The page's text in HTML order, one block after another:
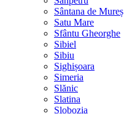
Sântana de Mureș
Satu Mare
Sfântu Gheorghe
Sibiel
Sibiu
Sighișoara
Simeria
Slănic
Slatina
Slobozia